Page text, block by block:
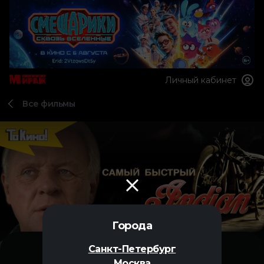
Города
Санкт-Петербург
Личный кабинет
Все фильмы